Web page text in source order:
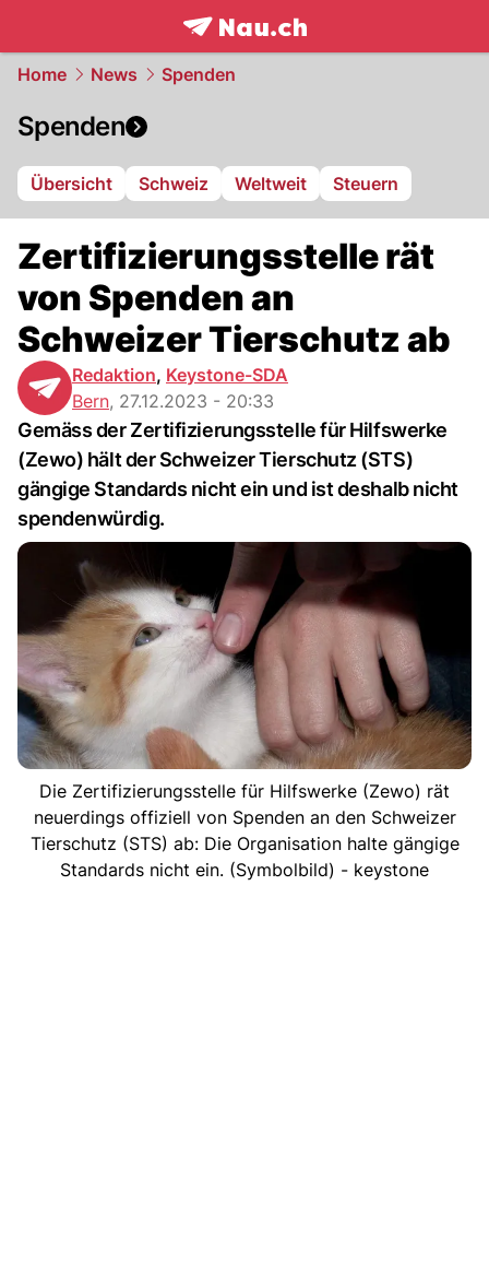
frontpage.NAU.ch
Home News Spenden
Spenden
Übersicht Schweiz Weltweit Steuern
Zertifizierungsstelle rät
von Spenden an
Schweizer Tierschutz ab
Redaktion, Keystone-SDA
Bern, 27.12.2023 - 20:33
Gemäss der Zertifizierungsstelle für Hilfswerke
(Zewo) hält der Schweizer Tierschutz (STS)
gängige Standards nicht ein und ist deshalb nicht
spendenwürdig.
Die Zertifizierungsstelle für Hilfswerke (Zewo) rät
neuerdings offiziell von Spenden an den Schweizer
Tierschutz (STS) ab: Die Organisation halte gängige
Standards nicht ein. (Symbolbild) - keystone